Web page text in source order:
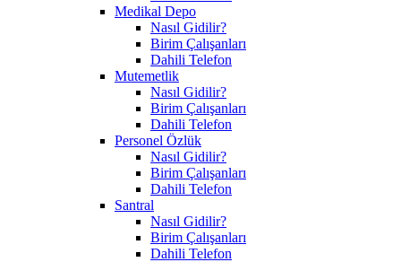
Medikal Depo
Nasıl Gidilir?
Birim Çalışanları
Dahili Telefon
Mutemetlik
Nasıl Gidilir?
Birim Çalışanları
Dahili Telefon
Personel Özlük
Nasıl Gidilir?
Birim Çalışanları
Dahili Telefon
Santral
Nasıl Gidilir?
Birim Çalışanları
Dahili Telefon